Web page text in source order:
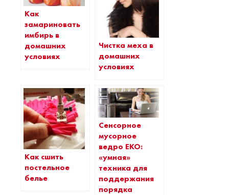
Как
замариновать
имбирь в
домашних
условиях
Чистка меха в
домашних
условиях
Как сшить
постельное
белье
Сенсорное
мусорное
ведро EKO:
«умная»
техника для
поддержания
порядка